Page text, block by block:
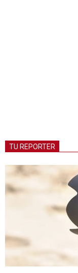
TU REPORTER